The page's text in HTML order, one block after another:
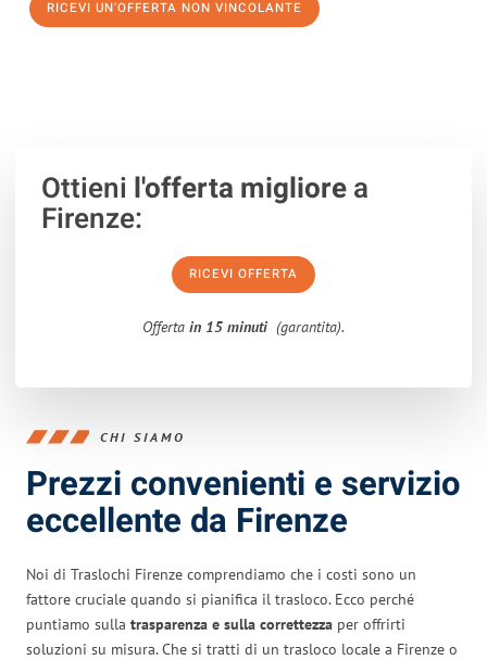
RICEVI UN'OFFERTA NON VINCOLANTE
Ottieni l'offerta migliorea
Firenze:
RICEVI OFFERTA
Offerta in 15 minuti (garantita).
CHI SIAMO
Prezzi convenienti e servizio
eccellente da Firenze
Noi di Traslochi Firenze comprendiamo che i costi sono un
fattore cruciale quando si pianifica il trasloco. Ecco perché
puntiamo sulla trasparenza e sulla correttezza per offrirti
soluzioni su misura. Che si tratti di un trasloco locale a Firenze o